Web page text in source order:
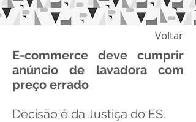
Voltar
E-commerce deve cumprir
anúncio de lavadora com
preço errado
Decisão é da Justiça do ES.